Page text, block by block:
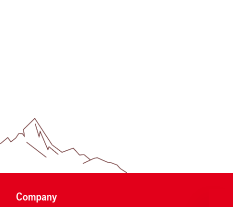
Company